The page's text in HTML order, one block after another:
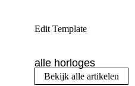
Edit Template
alle horloges
Bekijk alle artikelen